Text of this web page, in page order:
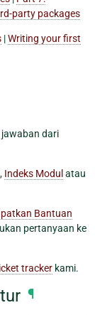
party packages
|Writing your first
dari
Indeks Modul atau
Bantuan
pertanyaan ke
tracker kami.
¶